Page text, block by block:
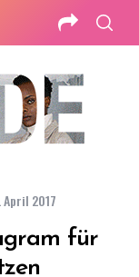
April 2017
für